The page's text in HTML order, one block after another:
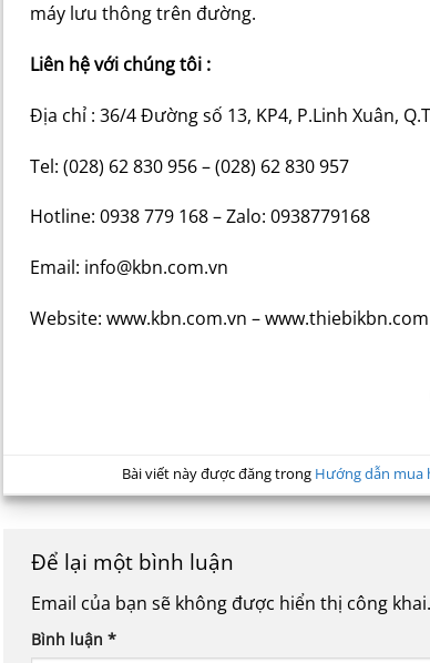
máy lưu thông trên đường.
Liên hệ với chúng tôi :
Địa chỉ : 36/4 Đường số 13, KP4, P.Linh Xuân,
Tel: (028) 62 830 956 – (028) 62 830 957
Hotline: 0938 779 168 – Zalo: 0938779168
Email: info@kbn.com.vn
Website: www.kbn.com.vn –
Bài viết này được đăng trong Hướng dẫn mua
Để lại một bình luận
Email của bạn sẽ không được hiển thị công khai.
Bình luận *